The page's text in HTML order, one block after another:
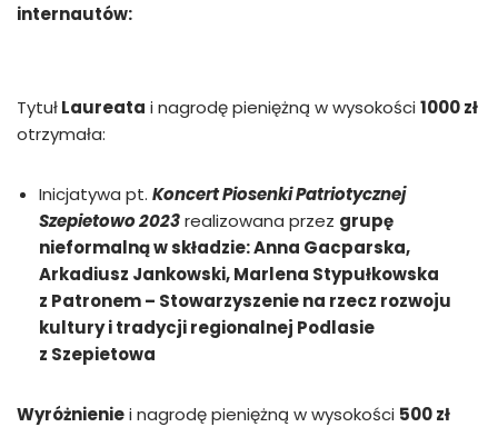
internautów:
TytułLaureata i nagrodę pieniężną w wysokości1000 zł
otrzymała:
Inicjatywa pt. Koncert Piosenki Patriotycznej
Szepietowo 2023realizowana przez grupę
nieformalną w składzie: Anna Gacparska,
Arkadiusz Jankowski, Marlena Stypułkowska
z Patronem – Stowarzyszenie na rzecz rozwoju
kultury i tradycji regionalnej Podlasie
z Szepietowa
Wyróżnieniei nagrodę pieniężną w wysokości 500 zł